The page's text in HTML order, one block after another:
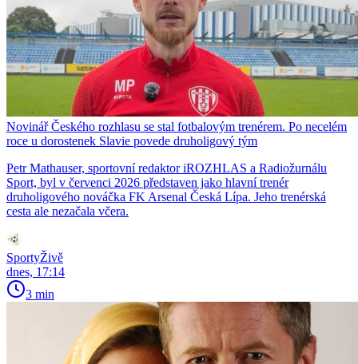
Novinář Českého rozhlasu se stal fotbalovým trenérem. Po necelém
roce u dorostenek Slavie povede druholigový tým
Petr Mathauser, sportovní redaktor iROZHLAS a Radiožurnálu
Sport, byl v červenci 2026 představen jako hlavní trenér
druholigového nováčka FK Arsenal Česká Lípa. Jeho trenérská
cesta ale nezačala včera.
SportyŽivě
dnes, 17:14
3 min